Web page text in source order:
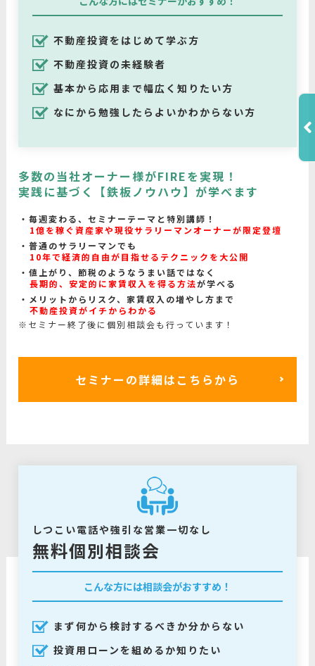
不動産投資をはじめて学ぶ方
不動産投資の未経験者
基本から応用まで幅広く知りたい方
なにから勉強したらよいかわからない方
多数の当社オーナー様がFIREを実現！
実践に基づく【鉄板ノウハウ】が学べます
毎週変わる、セミナーテーマと特別講師！
1億を稼ぐ資産家や現役サラリーマンオーナーが限定登壇
普通のサラリーマンでも
10年で経済的自由が目指せるテクニックを大公開
値上がり、節税のようなうまい話ではなく
長期的、安定的に家賃収入を得る方法が学べる
メリットからリスク、家賃収入の増やし方まで
不動産投資がイチからわかる
※セミナー終了後に個別相談会も行っています！
セミナーの詳細はこちらから
しつこい電話や強引な営業一切なし
無料個別相談会
こんな方には相談会がおすすめ！
まず何から検討するべきか分からない
投資用ローンを組めるか知りたい